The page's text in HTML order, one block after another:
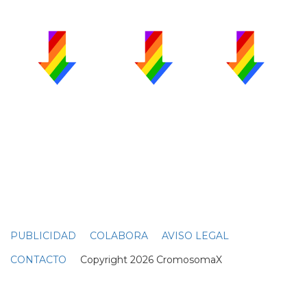
PUBLICIDAD COLABORA
AVISO LEGAL
CONTACTO Copyright 2026 CromosomaX